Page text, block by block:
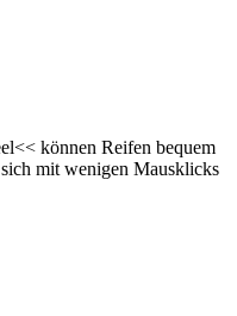
können Reifen bequem
mit wenigen Mausklicks